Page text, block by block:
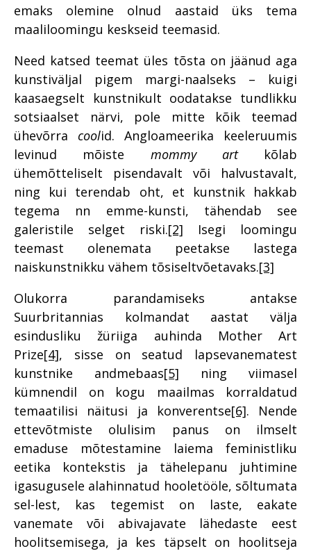
emaks olemine olnud aastaid üks tema
maaliloomingu keskseid teemasid.
Need katsed teemat üles tõsta on jäänud aga
kunstiväljal pigem margi-naalseks – kuigi
kaasaegselt kunstnikult oodatakse tundlikku
sotsiaalset närvi, pole mitte kõik teemad
ühevõrra coolid. Angloameerika keeleruumis
levinud mõiste mommy artkõlab
ühemõtteliselt pisendavalt või halvustavalt,
ning kui terendab oht, et kunstnik hakkab
tegema nn emme-kunsti, tähendab see
galeristile selget riski.[2] Isegi loomingu
teemast olenemata peetakse lastega
naiskunstnikku vähem tõsiseltvõetavaks.[3]
Olukorra parandamiseks antakse
Suurbritannias kolmandat aastat välja
esindusliku žüriiga auhinda Mother Art
Prize[4], sisse on seatud lapsevanematest
kunstnike andmebaas[5] ning viimasel
kümnendil on kogu maailmas korraldatud
temaatilisi näitusi ja konverentse[6]. Nende
ettevõtmiste olulisim panus on ilmselt
emaduse mõtestamine laiema feministliku
eetika kontekstis ja tähelepanu juhtimine
igasugusele alahinnatud hooletööle, sõltumata
sel-lest, kas tegemist on laste, eakate
vanemate või abivajavate lähedaste eest
hoolitsemisega, ja kes täpselt on hoolitseja